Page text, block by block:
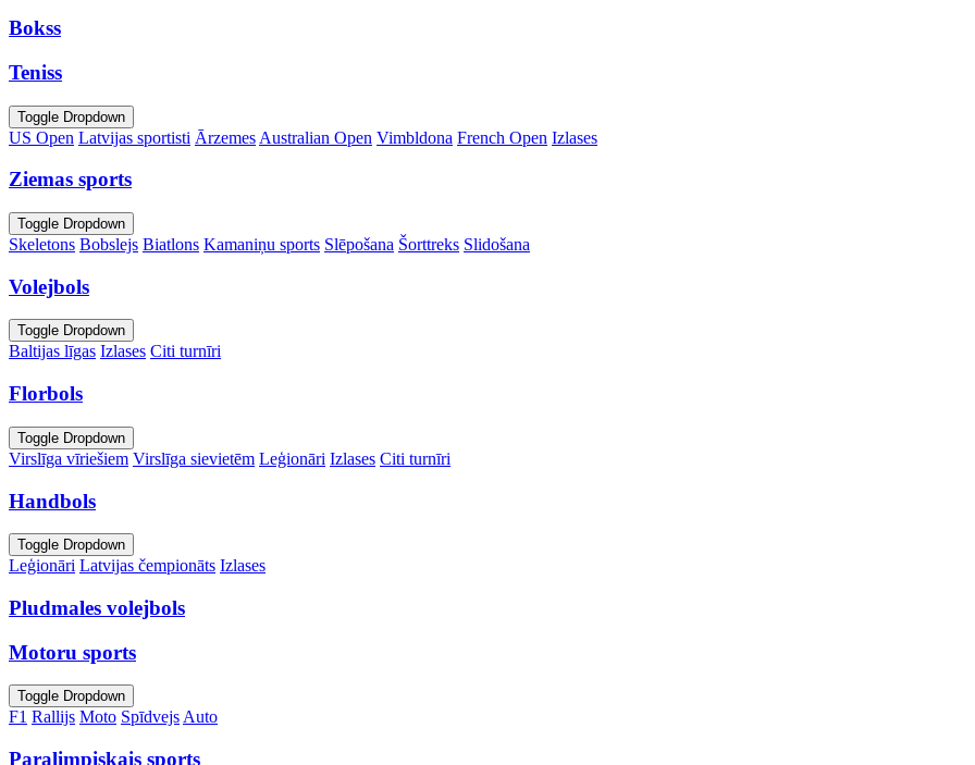
Bokss
Teniss
Toggle Dropdown
US Open Latvijas sportisti Ārzemes Australian Open Vimbldona French Open Izlases
Ziemas sports
Toggle Dropdown
Skeletons Bobslejs Biatlons Kamaniņu sports Slēpošana Šorttreks Slidošana
Volejbols
Toggle Dropdown
Baltijas līgas Izlases Citi turnīri
Florbols
Toggle Dropdown
Virslīga vīriešiem Virslīga sievietēm Leģionāri Izlases Citi turnīri
Handbols
Toggle Dropdown
Leģionāri Latvijas čempionāts Izlases
Pludmales volejbols
Motoru sports
Toggle Dropdown
F1 Rallijs Moto SpīdvejsAuto
Paralimpiskais sports